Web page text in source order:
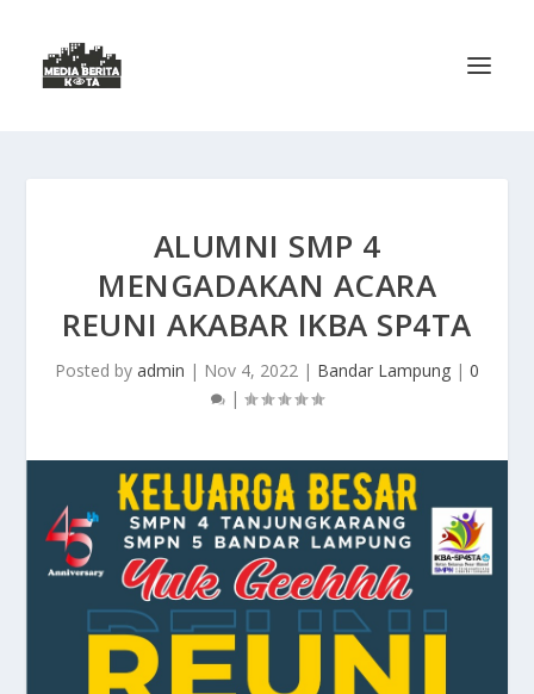
ALUMNI SMP 4
MENGADAKAN ACARA
REUNI AKABAR IKBA SP4TA
Posted by admin | Nov 4, 2022 | Bandar Lampung | 0
|